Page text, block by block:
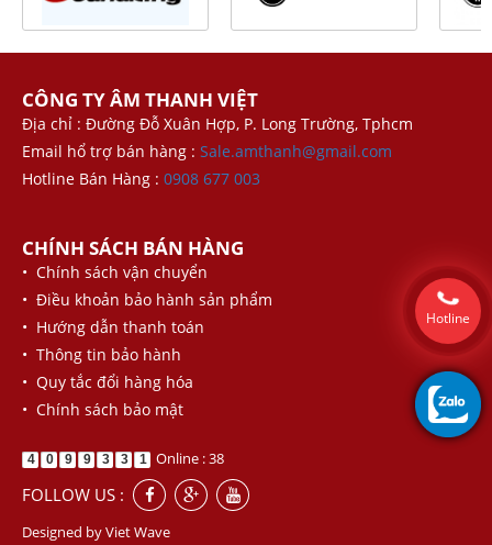
CÔNG TY ÂM THANH VIỆT
Địa chỉ : Đường Đỗ Xuân Hợp, P. Long Trường, Tphcm
Email hổ trợ bán hàng : Sale.amthanh@gmail.com
Hotline Bán Hàng : 0908 677 003
CHÍNH SÁCH BÁN HÀNG
• Chính sách vận chuyển
• Điều khoản bảo hành sản phẩm
• Hướng dẫn thanh toán
• Thông tin bảo hành
• Quy tắc đổi hàng hóa
• Chính sách bảo mật
4 0 9 9 3 3 1 Online : 38
FOLLOW US :
Designed byViet Wave
Hotline